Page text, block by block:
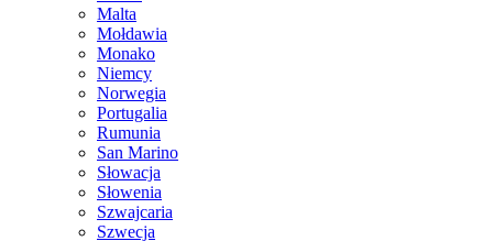
Malta
Mołdawia
Monako
Niemcy
Norwegia
Portugalia
Rumunia
San Marino
Słowacja
Słowenia
Szwajcaria
Szwecja